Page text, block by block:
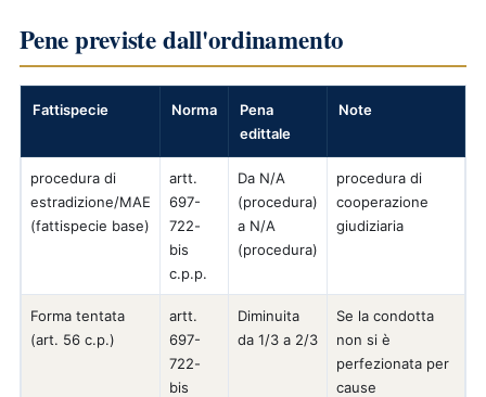
Pene previste dall'ordinamento
Fattispecie Norma
Pena
edittale
Note
procedura di
estradizione/MAE
(fattispecie base)
artt.
697-
722-
bis
c.p.p.
Da N/A
(procedura)
a N/A
(procedura)
procedura di
cooperazione
giudiziaria
Forma tentata
(art. 56 c.p.)
artt.
697-
722-
bis
Diminuita
da 1/3 a 2/3
Se la condotta
non si è
perfezionata per
cause